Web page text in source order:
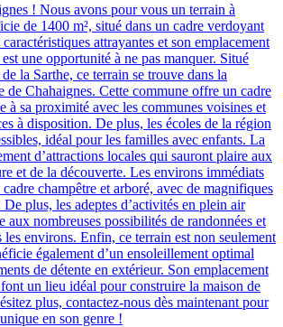
! Nous avons pour vous un terrain à
de 1400 m², situé dans un cadre verdoyant
attrayantes et son emplacement
une opportunité à ne pas manquer. Situé
la Sarthe, ce terrain se trouve dans la
de Chahaignes. Cette commune offre un cadre
à sa proximité avec les communes voisines et
à disposition. De plus, les écoles de la région
idéal pour les familles avec enfants. La
d’attractions locales qui sauront plaire aux
et de la découverte. Les environs immédiats
champêtre et arboré, avec de magnifiques
De plus, les adeptes d’activités en plein air
aux nombreuses possibilités de randonnées et
les environs. Enfin, ce terrain est non seulement
également d’un ensoleillement optimal
de détente en extérieur. Son emplacement
un lieu idéal pour construire la maison de
plus, contactez-nous dès maintenant pour
en son genre !